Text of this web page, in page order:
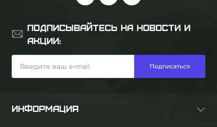
ПОДПИСЫВАЙТЕСЬ НА НОВОСТИ И
АКЦИИ:
Подписаться
ИНФОРМАЦИЯ